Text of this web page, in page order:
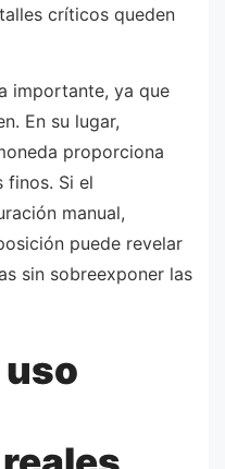
críticos queden
importante, ya que
En su lugar,
proporciona
finos. Si el
manual,
puede revelar
sin sobreexponer las
uso